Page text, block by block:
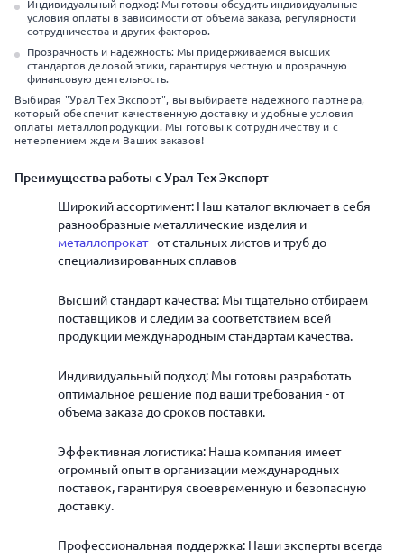
Индивидуальный подход: Мы готовы обсудить индивидуальные
условия оплаты в зависимости от объема заказа, регулярности
сотрудничества и других факторов.
Прозрачность и надежность: Мы придерживаемся высших
стандартов деловой этики, гарантируя честную и прозрачную
финансовую деятельность.
Выбирая "Урал Тех Экспорт", вы выбираете надежного партнера,
который обеспечит качественную доставку и удобные условия
оплаты металлопродукции. Мы готовы к сотрудничеству и с
нетерпением ждем Ваших заказов!
Преимущества работы с Урал Тех Экспорт
Широкий ассортимент: Наш каталог включает в себя
разнообразные металлические изделия и
металлопрокат- от стальных листов и труб до
специализированных сплавов
Высший стандарт качества: Мы тщательно отбираем
поставщиков и следим за соответствием всей
продукции международным стандартам качества.
Индивидуальный подход: Мы готовы разработать
оптимальное решение под ваши требования - от
объема заказа до сроков поставки.
Эффективная логистика: Наша компания имеет
огромный опыт в организации международных
поставок, гарантируя своевременную и безопасную
доставку.
Профессиональная поддержка: Наши эксперты всегда